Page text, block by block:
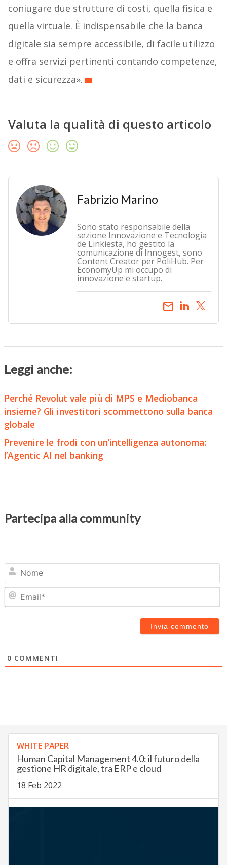
coniugare due strutture di costi, quella fisica e
quella virtuale. È indispensabile che la banca
digitale sia sempre accessibile, di facile utilizzo
e offra servizi pertinenti contando competenze,
dati e sicurezza».
Valuta la qualità di questo articolo
Fabrizio Marino
Sono stato responsabile della
sezione Innovazione e Tecnologia
de Linkiesta, ho gestito la
comunicazione di Innogest, sono
Content Creator per PoliHub. Per
EconomyUp mi occupo di
innovazione e startup.
email
Leggi anche:
Perché Revolut vale più di MPS e Mediobanca
insieme? Gli investitori scommettono sulla banca
globale
Prevenire le frodi con un’intelligenza autonoma:
l’Agentic AI nel banking
Partecipa alla community
0 COMMENTI
WHITE PAPER
Human Capital Management 4.0: il futuro della
gestione HR digitale, tra ERP e cloud
18 Feb 2022